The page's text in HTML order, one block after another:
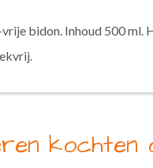
bidon. Inhoud 500 ml.
kochten